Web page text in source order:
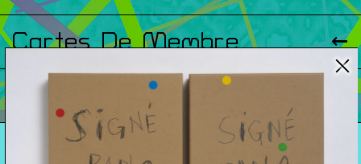
Cartes De Membre
Saisons Précédentes